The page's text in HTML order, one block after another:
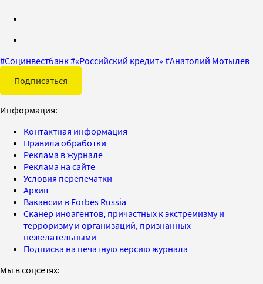
#Социнвестбанк#«Российский кредит» #Анатолий Мотылев
Подписаться
Информация:
Контактная информация
Правила обработки
Реклама в журнале
Реклама на сайте
Условия перепечатки
Архив
Вакансии в Forbes Russia
Сканер иноагентов, причастных к экстремизму и
терроризму и организаций, признанных
нежелательными
Подписка на печатную версию журнала
Мы в соцсетях: